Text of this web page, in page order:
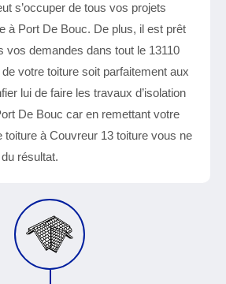
s’occuper de tous vos projets
à Port De Bouc. De plus, il est prêt
vos demandes dans tout le 13110
de votre toiture soit parfaitement aux
lui de faire les travaux d’isolation
De Bouc car en remettant votre
toiture à Couvreur 13 toiture vous ne
résultat.